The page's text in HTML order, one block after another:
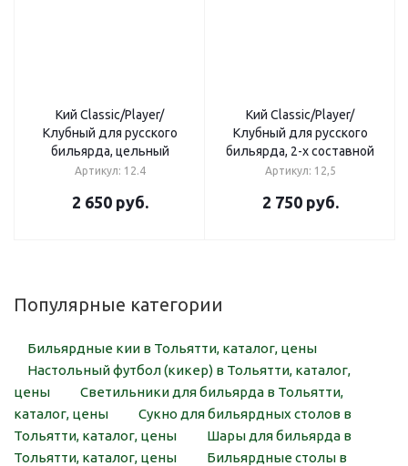
Кий Classic/Player/
Клубный для русского
бильярда, цельный
Артикул: 12.4
2 650руб.
Кий Classic/Player/
Клубный для русского
бильярда, 2-х составной
Артикул: 12,5
2 750руб.
Популярные категории
Бильярдные кии в Тольятти, каталог, цены
Настольный футбол (кикер) в Тольятти, каталог,
цены
Светильники для бильярда в Тольятти,
каталог, цены
Сукно для бильярдных столов в
Тольятти, каталог, цены
Шары для бильярда в
Тольятти, каталог, цены
Бильярдные столы в